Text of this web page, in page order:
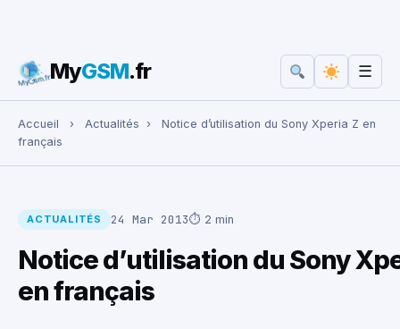
Rechercher :
MyGSM.fr ☰
Accueil › Actualités ›
Notice d’utilisation du Sony Xperia Z en
français
ACTUALITÉS 24 Mar 2013⏱ 2 min
Notice d’utilisation du Sony
en français